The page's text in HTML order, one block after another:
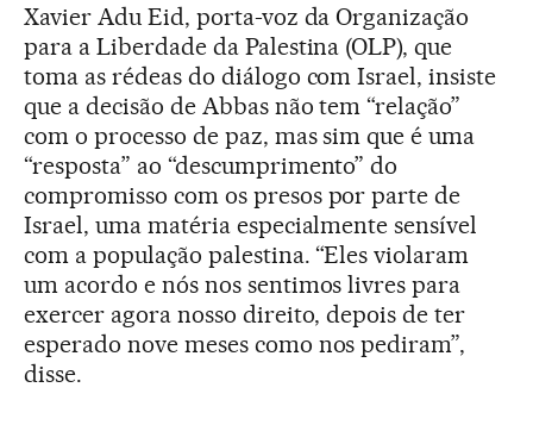
Xavier Adu Eid, porta-voz da Organização
para a Liberdade da Palestina (OLP), que
toma as rédeas do diálogo com Israel, insiste
que a decisão de Abbas não tem “relação”
com o processo de paz, mas sim que é uma
“resposta” ao “descumprimento” do
compromisso com os presos por parte de
Israel, uma matéria especialmente sensível
com a população palestina. “Eles violaram
um acordo e nós nos sentimos livres para
exercer agora nosso direito, depois de ter
esperado nove meses como nos pediram”,
disse.